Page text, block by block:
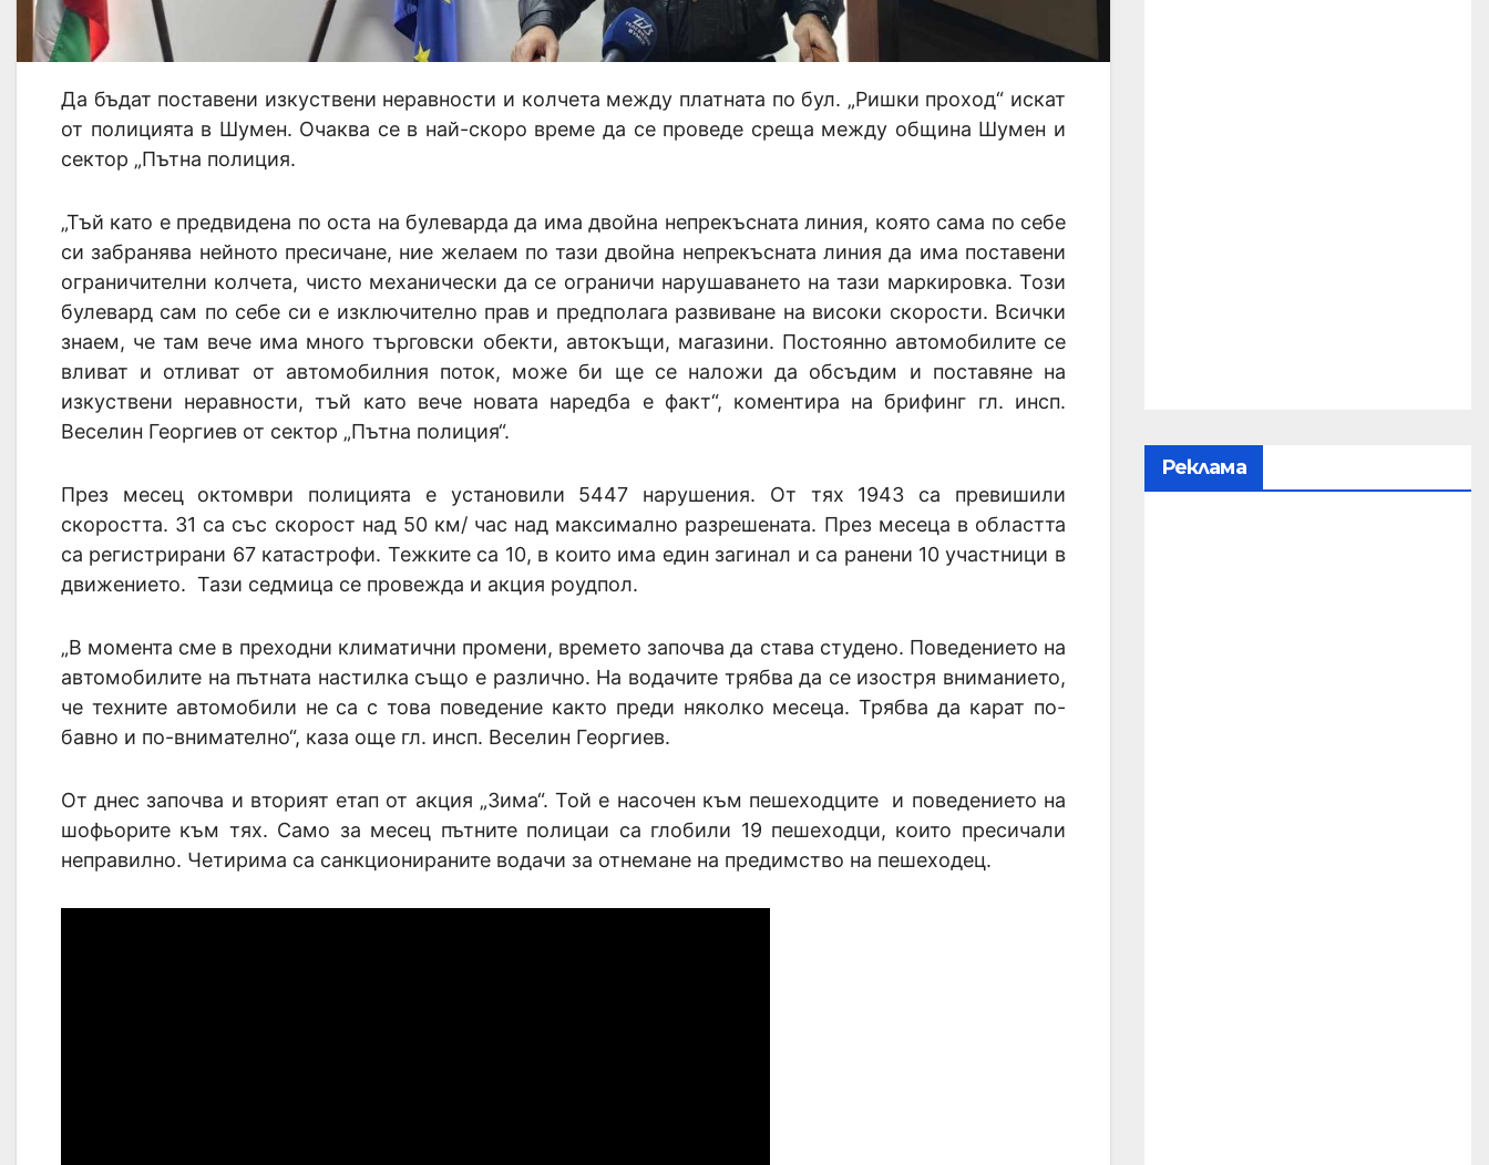
Да бъдат поставени изкуствени неравности и колчета между платната по бул. „Ришки проход“ искат
от полицията в Шумен. Очаква се в най-скоро време да се проведе среща между община Шумен и
сектор „Пътна полиция.
„Тъй като е предвидена по оста на булеварда да има двойна непрекъсната линия, която сама по себе
си забранява нейното пресичане, ние желаем по тази двойна непрекъсната линия да има поставени
ограничителни колчета, чисто механически да се ограничи нарушаването на тази маркировка. Този
булевард сам по себе си е изключително прав и предполага развиване на високи скорости. Всички
знаем, че там вече има много търговски обекти, автокъщи, магазини. Постоянно автомобилите се
вливат и отливат от автомобилния поток, може би ще се наложи да обсъдим и поставяне на
изкуствени неравности, тъй като вече новата наредба е факт“, коментира на брифинг гл. инсп.
Веселин Георгиев от сектор „Пътна полиция“.
През месец октомври полицията е установили 5447 нарушения. От тях 1943 са превишили
скоростта. 31 са със скорост над 50 км/ час над максимално разрешената. През месеца в областта
са регистрирани 67 катастрофи. Тежките са 10, в които има един загинал и са ранени 10 участници в
движението. Тази седмица се провежда и акция роудпол.
„В момента сме в преходни климатични промени, времето започва да става студено. Поведението на
автомобилите на пътната настилка също е различно. На водачите трябва да се изостря вниманието,
че техните автомобили не са с това поведение както преди няколко месеца. Трябва да карат по-
бавно и по-внимателно“, каза още гл. инсп. Веселин Георгиев.
От днес започва и вторият етап от акция „Зима“. Той е насочен към пешеходците и поведението на
шофьорите към тях. Само за месец пътните полицаи са глобили 19 пешеходци, които пресичали
неправилно. Четирима са санкционираните водачи за отнемане на предимство на пешеходец.
Реклама